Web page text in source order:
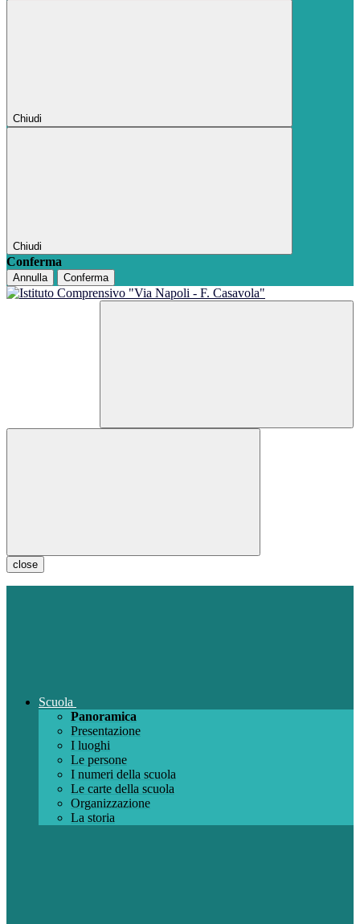
Chiudi
Chiudi
Conferma
Annulla Conferma
close
Scuola
Panoramica
Presentazione
I luoghi
Le persone
I numeri della scuola
Le carte della scuola
Organizzazione
La storia